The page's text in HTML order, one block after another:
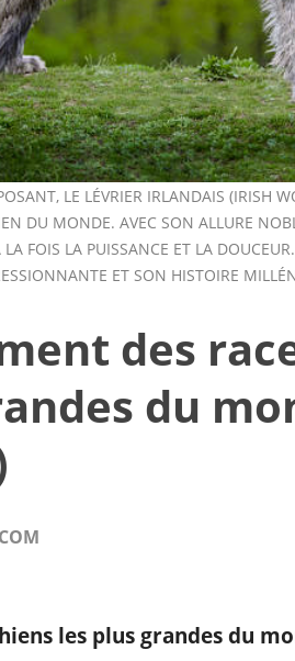
LE LÉVRIER IRLANDAIS (IRISH
DU MONDE. AVEC SON ALLURE
FOIS LA PUISSANCE ET LA
ET SON HISTOIRE
des
du
les plus grandes du